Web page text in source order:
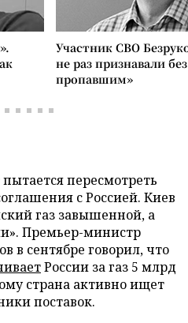
Участник СВО
не раз признавали
пропавшим»
пересмотреть
с Россией. Киев
газ завышенной, а
Премьер-министр
в сентябре говорил, что
России за газ 5 млрд
страна активно ищет
поставок.